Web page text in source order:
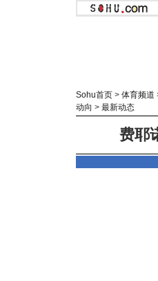
Sohu首页 > 体育频道
动向 > 最新动态
费耶